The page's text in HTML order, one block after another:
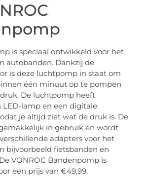
is speciaal ontwikkeld voor het
autobanden. Dankzij de
is deze luchtpomp in staat om
één minuut op te pompen
De luchtpomp heeft
LED-lamp en een digitale
je altijd ziet wat de druk is. De
in gebruik en wordt
adapters voor het
bijvoorbeeld fietsbanden en
VONROC Bandenpomp is
een prijs van €49,99.